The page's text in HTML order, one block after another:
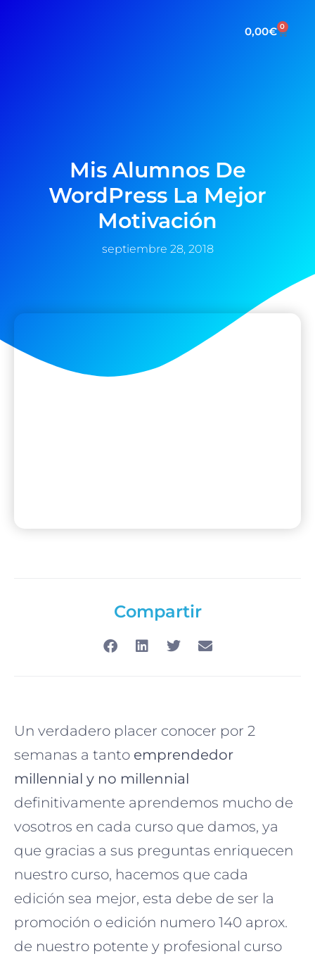
0,00€ 0
Mis Alumnos De
WordPress La Mejor
Motivación
septiembre 28, 2018
Compartir
Un verdadero placer conocer por 2
semanas a tanto emprendedor
millennial y no millennial
definitivamente aprendemos mucho de
vosotros en cada curso que damos, ya
que gracias a sus preguntas enriquecen
nuestro curso, hacemos que cada
edición sea mejor, esta debe de ser la
promoción o edición numero 140 aprox.
de nuestro potente y profesional curso